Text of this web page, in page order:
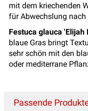
mit dem kriechenden
für Abwechslung nach
Festuca glauca 'Elijah
blaue Gras bringt
sehr schön mit den
oder mediterrane
Passende